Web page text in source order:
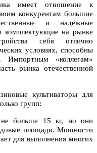
имеет отношение к
конкурентам большие
и надёжные
комплектующие на рынке
себя отлично
условиях, способны
Импортным «коллегам»
рынка отечественной
культиваторы для
групп:
не больше 15 кг, но они
площади. Мощности
для выполнения многих